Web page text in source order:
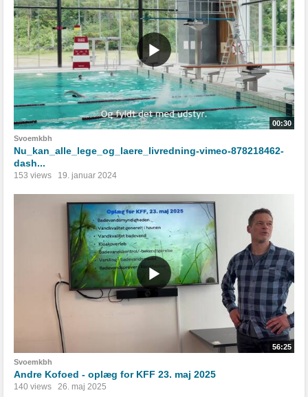
00:30
Svoemkbh
Nu_kan_alle_lege_og_laere_livredning-vimeo-878218462-
dash...
153 views 19. januar 2024
56:25
Svoemkbh
Andre Kofoed - oplæg for KFF 23. maj 2025
140 views 26. maj 2025